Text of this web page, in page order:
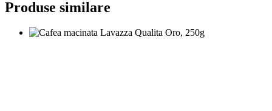
Produse similare